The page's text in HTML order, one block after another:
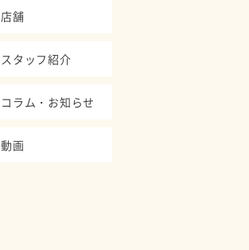
店舗
スタッフ紹介
コラム・お知らせ
動画